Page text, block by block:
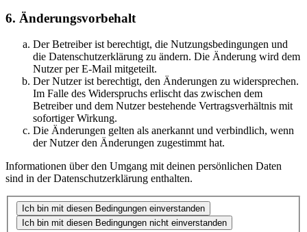
6. Änderungsvorbehalt
Der Betreiber ist berechtigt, die Nutzungsbedingungen und
die Datenschutzerklärung zu ändern. Die Änderung wird dem
Nutzer per E-Mail mitgeteilt.
Der Nutzer ist berechtigt, den Änderungen zu widersprechen.
Im Falle des Widerspruchs erlischt das zwischen dem
Betreiber und dem Nutzer bestehende Vertragsverhältnis mit
sofortiger Wirkung.
Die Änderungen gelten als anerkannt und verbindlich, wenn
der Nutzer den Änderungen zugestimmt hat.
Informationen über den Umgang mit deinen persönlichen Daten
sind in der Datenschutzerklärung enthalten.